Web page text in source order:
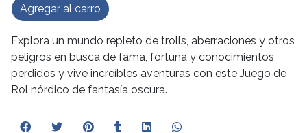
Agregar al carro
Explora un mundo repleto de trolls, aberraciones y otros
peligros en busca de fama, fortuna y conocimientos
perdidos y vive increíbles aventuras con este Juego de
Rol nórdico de fantasía oscura.